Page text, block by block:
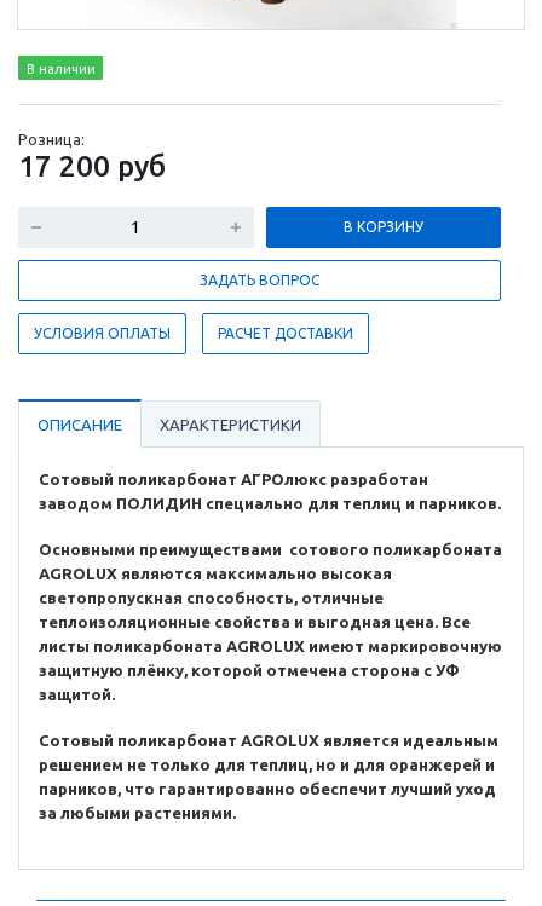
В наличии
Розница:
17 200 руб
В КОРЗИНУ
ЗАДАТЬ ВОПРОС
УСЛОВИЯ ОПЛАТЫ РАСЧЕТ ДОСТАВКИ
ОПИСАНИЕ ХАРАКТЕРИСТИКИ
Сотовый поликарбонат АГРОлюкс разработан
заводом ПОЛИДИН специально для теплиц и парников.
Основными преимуществами сотового поликарбоната
AGROLUX являются максимально высокая
светопропускная способность, отличные
теплоизоляционные свойства и выгодная цена. Все
листы поликарбоната AGROLUX имеют маркировочную
защитную плёнку, которой отмечена сторона с УФ
защитой.
Сотовый поликарбонат AGROLUX является идеальным
решением не только для теплиц, но и для оранжерей и
парников, что гарантированно обеспечит лучший уход
за любыми растениями.